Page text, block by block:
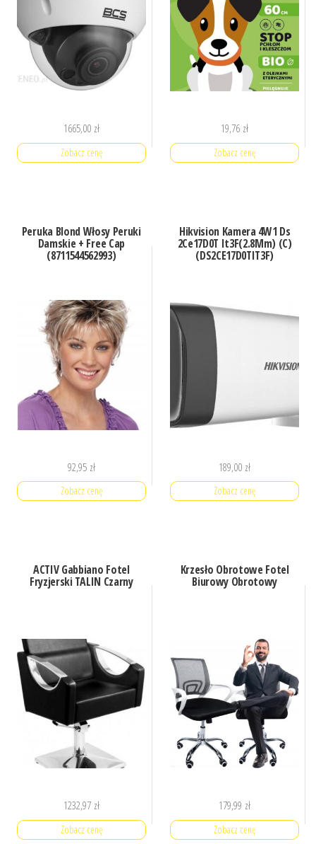
1665,00 zł
Zobacz cenę
19,76 zł
Zobacz cenę
Peruka Blond Włosy Peruki
Damskie + Free Cap
(8711544562993)
92,95 zł
Zobacz cenę
Hikvision Kamera 4W1 Ds
2Ce17D0T It3F(2.8Mm) (C)
(DS2CE17D0TIT3F)
189,00 zł
Zobacz cenę
ACTIV Gabbiano Fotel
Fryzjerski TALIN Czarny
1232,97 zł
Zobacz cenę
Krzesło Obrotowe Fotel
Biurowy Obrotowy
179,99 zł
Zobacz cenę